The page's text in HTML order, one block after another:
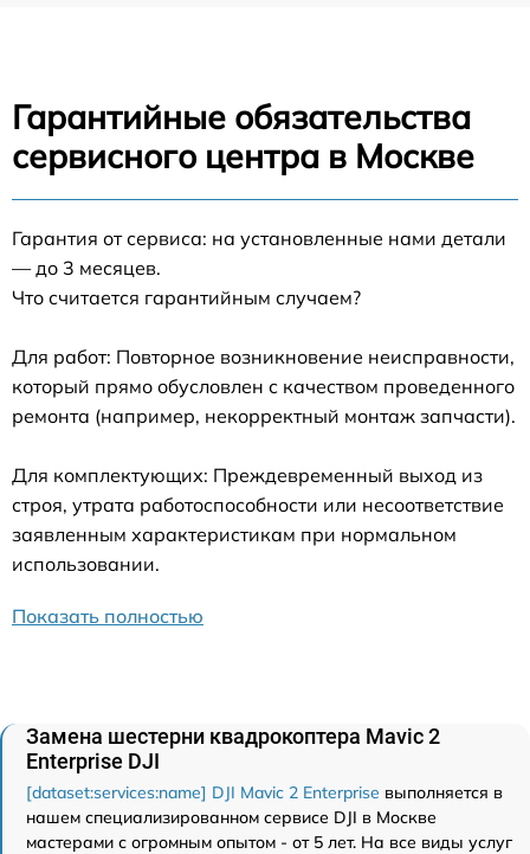
Гарантийные обязательства
сервисного центра в Москве
Гарантия от сервиса: на установленные нами детали
— до 3 месяцев.
Что считается гарантийным случаем?
Для работ: Повторное возникновение неисправности,
который прямо обусловлен с качеством проведенного
ремонта (например, некорректный монтаж запчасти).
Для комплектующих: Преждевременный выход из
строя, утрата работоспособности или несоответствие
заявленным характеристикам при нормальном
использовании.
Показать полностью
Замена шестерни квадрокоптера Mavic 2
Enterprise DJI
[dataset:services:name] DJI Mavic 2 Enterprise выполняется в
нашем специализированном сервисе DJI в Москве
мастерами с огромным опытом - от 5 лет. На все виды услуг